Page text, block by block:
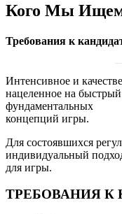
Кого Мы
Требования к
Интенсивное и
нацеленное на
фундаментальных
концепций игры.
Для состоявшихся
индивидуальный
для игры.
ТРЕБОВАНИЯ К